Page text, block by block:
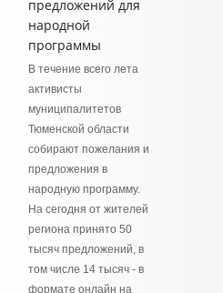
предложений для
народной
программы
В течение всего лета
активисты
муниципалитетов
Тюменской области
собирают пожелания и
предложения в
народную программу.
На сегодня от жителей
региона принято 50
тысяч предложений, в
том числе 14 тысяч - в
формате онлайн на